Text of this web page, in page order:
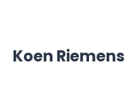
Koen Riemens